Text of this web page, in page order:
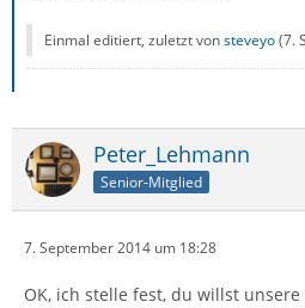
Einmal editiert, zuletzt vonsteveyo(7.
Peter_Lehmann
Senior-Mitglied
7. September 2014 um 18:28
OK, ich stelle fest, du willst